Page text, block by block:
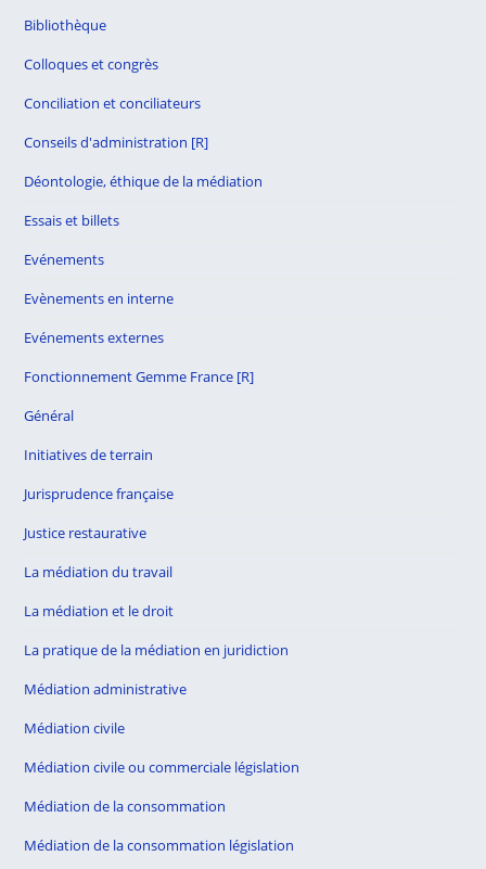
Bibliothèque
Colloques et congrès
Conciliation et conciliateurs
Conseils d'administration [R]
Déontologie, éthique de la médiation
Essais et billets
Evénements
Evènements en interne
Evénements externes
Fonctionnement Gemme France [R]
Général
Initiatives de terrain
Jurisprudence française
Justice restaurative
La médiation du travail
La médiation et le droit
La pratique de la médiation en juridiction
Médiation administrative
Médiation civile
Médiation civile ou commerciale législation
Médiation de la consommation
Médiation de la consommation législation